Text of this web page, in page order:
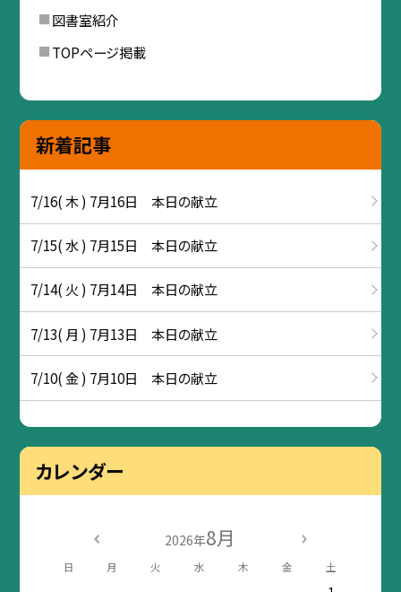
図書室紹介
TOPページ掲載
新着記事
7/16( 木 ) 7月16日 本日の献立
7/15( 水 ) 7月15日 本日の献立
7/14( 火 ) 7月14日 本日の献立
7/13( 月 ) 7月13日 本日の献立
7/10( 金 ) 7月10日 本日の献立
カレンダー
2026年8月
日 月 火 水 木 金 土